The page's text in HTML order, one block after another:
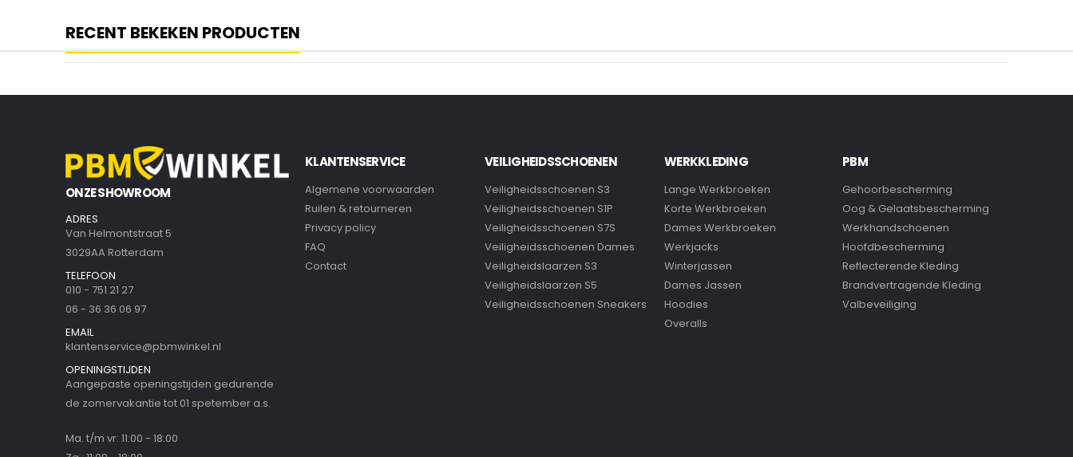
RECENT BEKEKEN PRODUCTEN
ONZE SHOWROOM
ADRES
Van Helmontstraat 5
3029AA Rotterdam
TELEFOON
010 - 751 21 27
06 - 36 36 06 97
EMAIL
klantenservice@pbmwinkel.nl
OPENINGSTIJDEN
Aangepaste openingstijden gedurende
de zomervakantie tot 01 spetember a.s.
Ma. t/m vr: 11:00 - 18:00
KLANTENSERVICE
Algemene voorwaarden
Ruilen & retourneren
Privacy policy
FAQ
Contact
VEILIGHEIDSSCHOENEN
Veiligheidsschoenen S3
Veiligheidsschoenen S1P
Veiligheidsschoenen S7S
Veiligheidsschoenen Dames
Veiligheidslaarzen S3
Veiligheidslaarzen S5
Veiligheidsschoenen Sneakers
WERKKLEDING
Lange Werkbroeken
Korte Werkbroeken
Dames Werkbroeken
Werkjacks
Winterjassen
Dames Jassen
Hoodies
Overalls
PBM
Gehoorbescherming
Oog & Gelaatsbescherming
Werkhandschoenen
Hoofdbescherming
Reflecterende Kleding
Brandvertragende Kleding
Valbeveiliging